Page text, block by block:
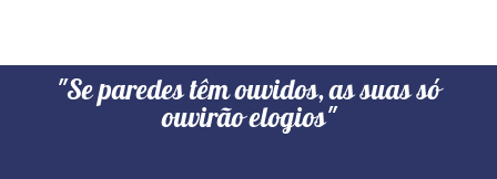
"Se paredes têm ouvidos, as suas só
ouvirão elogios"